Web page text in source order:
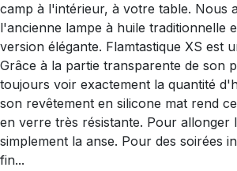
camp à l'intérieur, à votre table. Nous
l'ancienne lampe à huile traditionnelle
version élégante. Flamtastique XS est
Grâce à la partie transparente de son
toujours voir exactement la quantité
son revêtement en silicone mat rend
en verre très résistante. Pour allonger
simplement la anse. Pour des soirées
fin...